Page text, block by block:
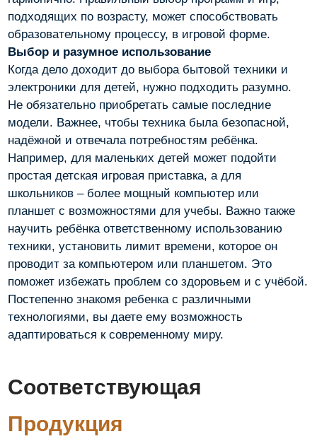
подходящих по возрасту, может способствовать
образовательному процессу, в игровой форме.
Выбор и разумное использование
Когда дело доходит до выбора бытовой техники и
электроники для детей, нужно подходить разумно.
Не обязательно приобретать самые последние
модели. Важнее, чтобы техника была безопасной,
надёжной и отвечала потребностям ребёнка.
Например, для маленьких детей может подойти
простая детская игровая приставка, а для
школьников – более мощный компьютер или
планшет с возможностями для учебы. Важно также
научить ребёнка ответственному использованию
техники, установить лимит времени, которое он
проводит за компьютером или планшетом. Это
поможет избежать проблем со здоровьем и с учёбой.
Постепенно знакомя ребенка с различными
технологиями, вы даете ему возможность
адаптироваться к современному миру.
Соответствующая
Продукция